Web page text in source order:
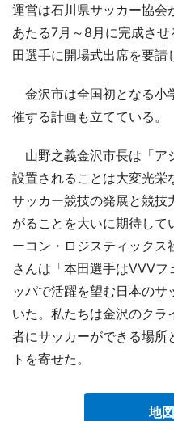
運営は石川県サッカー協会
あたる7月～8月に完成さ
田選手に開場式出席を要請
金沢市は全国初となる小
催する計画も立てている。
山野之義金沢市長は「ア
設置されることは大変光栄
サッカー競技の発展と競技
がることを大いに期待して
ーコン・ロジスティックス
さんは「本田選手はVVVフ
ッパで活躍を望む日本の
いた。私たちは金沢のク
者にサッカーができる場所
トを寄せた。
地